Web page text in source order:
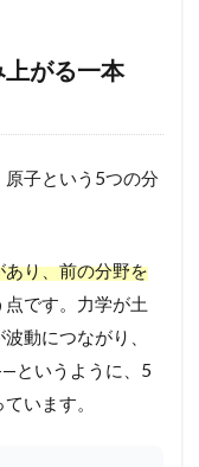
がる一本
子という5つの分
り、前の分野を
点です。力学が土
動につながり、
というように、5
います。